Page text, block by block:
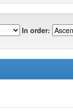
In order: